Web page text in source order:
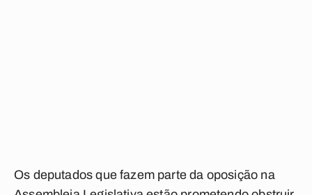
Os deputados que fazem parte da oposição na